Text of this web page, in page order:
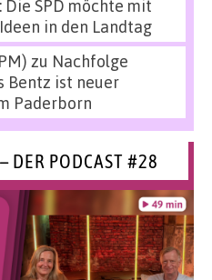
SPD möchte mit
in den Landtag
zu Nachfolge
Bentz ist neuer
Paderborn
DER PODCAST #28